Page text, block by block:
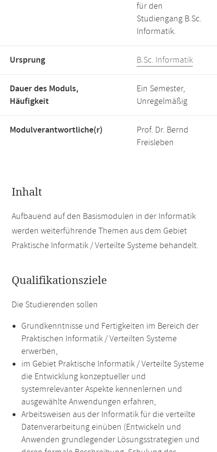
für den
Studiengang B.Sc.
Informatik.
Ursprung B.Sc. Informatik
Dauer des Moduls,
Häufigkeit
Ein Semester,
Unregelmäßig
Modulverantwortliche(r)
Prof. Dr. Bernd
Freisleben
Inhalt
Aufbauend auf den Basismodulen in der Informatik
werden weiterführende Themen aus dem Gebiet
Praktische Informatik / Verteilte Systeme behandelt.
Qualifikationsziele
Die Studierenden sollen
Grundkenntnisse und Fertigkeiten im Bereich der
Praktischen Informatik / Verteilten Systeme
erwerben,
im Gebiet Praktische Informatik / Verteilte Systeme
die Entwicklung konzeptueller und
systemrelevanter Aspekte kennenlernen und
ausgewählte Anwendungen erfahren,
Arbeitsweisen aus der Informatik für die verteilte
Datenverarbeitung einüben (Entwickeln und
Anwenden grundlegender Lösungsstrategien und